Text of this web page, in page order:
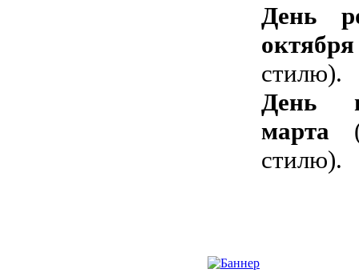
День
октября
стилю).
День
марта
стилю).